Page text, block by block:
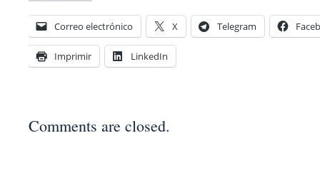
Correo electrónico X Telegram
Imprimir LinkedIn
Comments are closed.